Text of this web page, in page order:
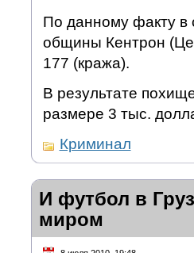
По данному факту в
общины Кентрон
177 (кража).
В результате
размере 3 тыс.
Криминал
И футбол в
миром